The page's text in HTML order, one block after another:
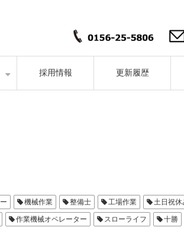
採用情報 更新履歴
機械作業 整備士 工場作業 土日祝休
作業機械オペレーター スローライフ 十勝